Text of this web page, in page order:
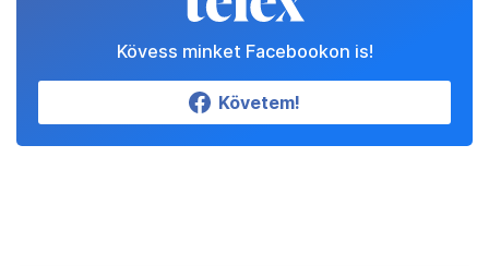
Kövess minket Facebookon is!
Követem!